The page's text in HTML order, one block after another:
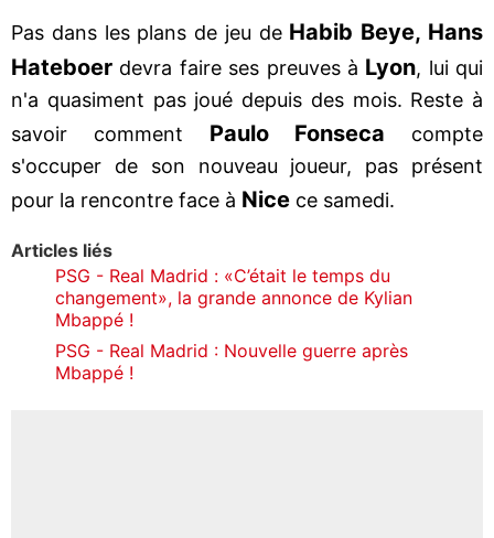
Pas dans les plans de jeu de Habib Beye, Hans
Hateboer devra faire ses preuves à Lyon, lui qui
n'a quasiment pas joué depuis des mois. Reste à
savoir comment Paulo Fonseca compte
s'occuper de son nouveau joueur, pas présent
pour la rencontre face à Nice ce samedi.
Articles liés
PSG - Real Madrid : «C’était le temps du
changement», la grande annonce de Kylian
Mbappé !
PSG - Real Madrid : Nouvelle guerre après
Mbappé !